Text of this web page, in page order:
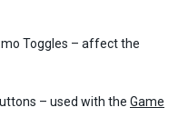
Toggles – affect the
– used with the Game